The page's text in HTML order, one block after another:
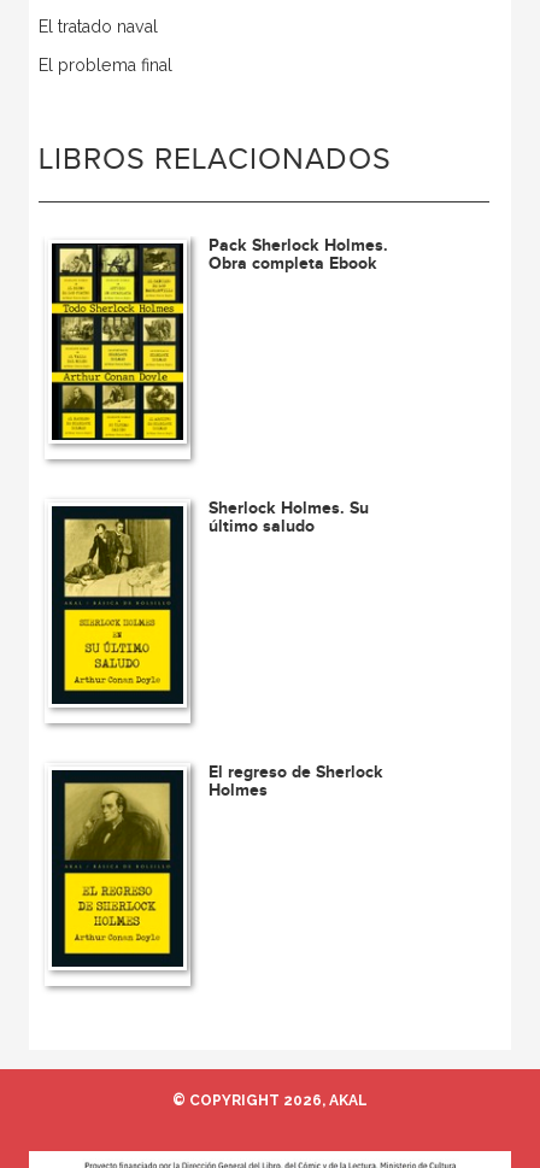
El tratado naval
El problema final
LIBROS RELACIONADOS
Pack Sherlock Holmes.
Obra completa Ebook
Sherlock Holmes. Su
último saludo
El regreso de Sherlock
Holmes
© COPYRIGHT 2026, AKAL